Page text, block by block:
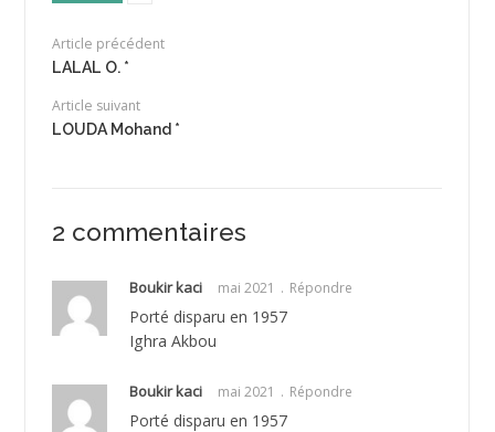
Article précédent
LALAL O. *
Article suivant
LOUDA Mohand *
2 commentaires
Boukir kaci mai 2021 Répondre
Porté disparu en 1957
Ighra Akbou
Boukir kaci mai 2021 Répondre
Porté disparu en 1957